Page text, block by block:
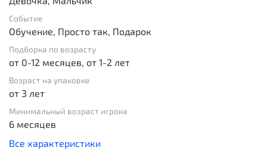
Событие
Обучение, Просто так, Подарок
Подборка по возрасту
от 0-12 месяцев, от 1-2 лет
Возраст на упаковке
от 3 лет
Минимальный возраст игрока
6 месяцев
Все характеристики